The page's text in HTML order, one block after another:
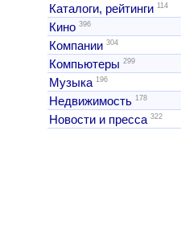
Каталоги, рейтинги 114
Кино 396
Компании 304
Компьютеры 299
Музыка 196
Недвижимость 178
Новости и пресса 322